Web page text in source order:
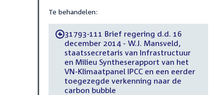
Te behandelen:
-31793-111 Brief regering d.d. 16
december 2014 - W.J. Mansveld,
staatssecretaris van Infrastructuur
en Milieu Syntheserapport van het
VN-Klimaatpanel IPCC en een eerder
toegezegde verkenning naar de
carbon bubble